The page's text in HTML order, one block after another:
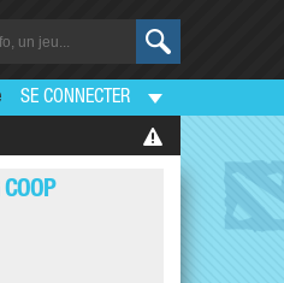
SE CONNECTER